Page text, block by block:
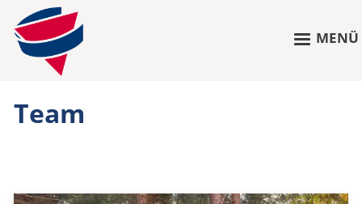
MENÜ
Team